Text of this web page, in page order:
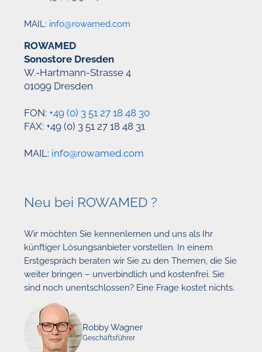
MAIL: info@rowamed.com
ROWAMED
Sonostore Dresden
W.-Hartmann-Strasse 4
01099 Dresden
FON:+49 (0) 3 51 27 18 48 30
FAX: +49 (0) 3 51 27 18 48 31
MAIL: info@rowamed.com
Neu bei ROWAMED ?
Wir möchten Sie kennenlernen und uns als Ihr
künftiger Lösungsanbieter vorstellen. In einem
Erstgespräch beraten wir Sie zu den Themen, die Sie
weiter bringen – unverbindlich und kostenfrei. Sie
sind noch unentschlossen? Eine Frage kostet nichts.
Robby Wagner
Geschäftsführer